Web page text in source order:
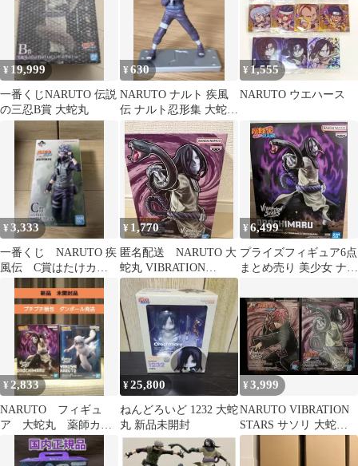
¥ 19,999
一番くじNARUTO 伝説
の三忍B賞 大蛇丸
¥630
NARUTO ナルト 疾風
伝 ナルト忍形集 大蛇丸
フィギュア 2004年
¥ 1,555
NARUTO ウエハース
¥3,333
一番くじ NARUTO 疾
風伝 C賞はたけカカ
¥ 1,770
匿名配送 NARUTO 大
蛇丸 VIBRATION
STARS
¥6,499
プライズフィギュア6点
まとめ売り 美少女 ナル
¥ 2,833
NARUTO フィギュ
ア 大蛇丸 薬師カブ
ト VIBRATION
STARS
¥25,800
ねんどろいど 1232 大蛇
丸 新品未開封
¥3,999
NARUTO VIBRATION
STARS サソリ 大蛇丸
フィギュア セット